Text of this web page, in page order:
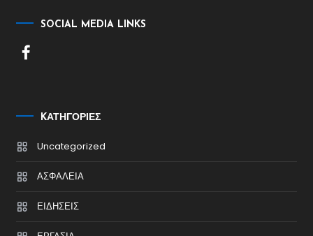
SOCIAL MEDIA LINKS
KΑΤΗΓΟΡΊΕΣ
Uncategorized
ΑΣΦΑΛΕΙΑ
ΕΙΔΗΣΕΙΣ